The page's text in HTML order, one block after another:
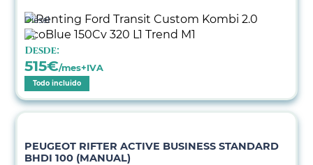
Diésel
Desde:
515€/mes+IVA
Todo incluido
PEUGEOT RIFTER ACTIVE BUSINESS STANDARD
BHDI 100 (MANUAL)